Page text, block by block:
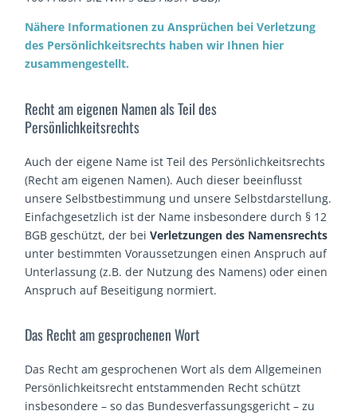
Nähere Informationen zu Ansprüchen bei Verletzung
des Persönlichkeitsrechts haben wir Ihnen hier
zusammengestellt.
Recht am eigenen Namen als Teil des
Persönlichkeitsrechts
Auch der eigene Name ist Teil des Persönlichkeitsrechts
(Recht am eigenen Namen). Auch dieser beeinflusst
unsere Selbstbestimmung und unsere Selbstdarstellung.
Einfachgesetzlich ist der Name insbesondere durch § 12
BGB geschützt, der beiVerletzungen des Namensrechts
unter bestimmten Voraussetzungen einen Anspruch auf
Unterlassung (z.B. der Nutzung des Namens) oder einen
Anspruch auf Beseitigung normiert.
Das Recht am gesprochenen Wort
Das Recht am gesprochenen Wort als dem Allgemeinen
Persönlichkeitsrecht entstammenden Recht schützt
insbesondere – so das Bundesverfassungsgericht – zu